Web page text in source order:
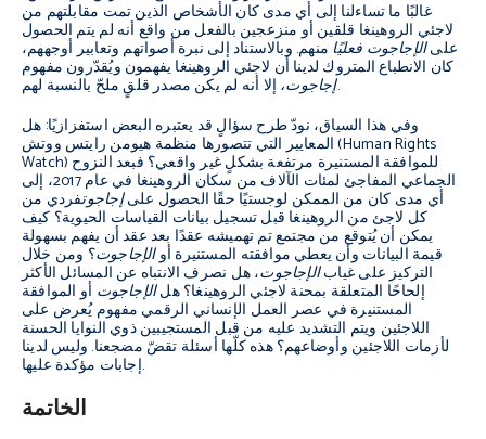
غالبًا ما تساءلنا إلى أي مدى كان الأشخاص الذين تمت مقابلتهم من
لاجئي الروهينغا قلقين أو منزعجين بالفعل من واقع أنه لم يتم الحصول
علىالإجاجوت فعليًا منهم. وبالاستناد إلى نبرة أصواتهم وتعابير أوجههم،
كان الانطباع المتروك لدينا أن لاجئي الروهينغا يفهمون ويُقدّرون مفهوم
إجاجوت،إلا أنه لم يكن مصدر قلقٍ ملحّ بالنسبة لهم.
وفي هذا السياق، نودّ طرح سؤالٍ قد يعتبره البعض استفزازيًا: هل
المعايير التي تتصورها منظمة هيومن رايتس ووتش (Human Rights
Watch) للموافقة المستنيرة مرتفعة بشكلٍ غير واقعي؟ فبعد النزوح
الجماعي المفاجئ لمئات الآلاف من سكان الروهينغا في عام 2017، إلى
أي مدى كان من الممكن لوجستيًا حقًا الحصول علىإجاجوتفردي من
كل لاجئ من الروهينغا قبل تسجيل بيانات القياسات الحيوية؟ كيف
يمكن أن يُتوقع من مجتمع تم تهميشه عقدًا بعد عقد أن يفهم بسهولة
قيمة البيانات وأن يعطي موافقته المستنيرة أوالإجاجوت؟ ومن خلال
التركيز على غيابالإجاجوت، هل نصرف الانتباه عن المسائل الأكثر
إلحاحًا المتعلقة بمحنة لاجئي الروهينغا؟ هلالإجاجوت أو الموافقة
المستنيرة في عصر العمل الإنساني الرقمي مفهوم يُعرض على
اللاجئين ويتم التشديد عليه من قبل المستجيبين ذوي النوايا الحسنة
لأزمات اللاجئين وأوضاعهم؟ هذه كلّها أسئلة تقضّ مضجعنا. وليس لدينا
إجابات مؤكدة عليها.
الخاتمة